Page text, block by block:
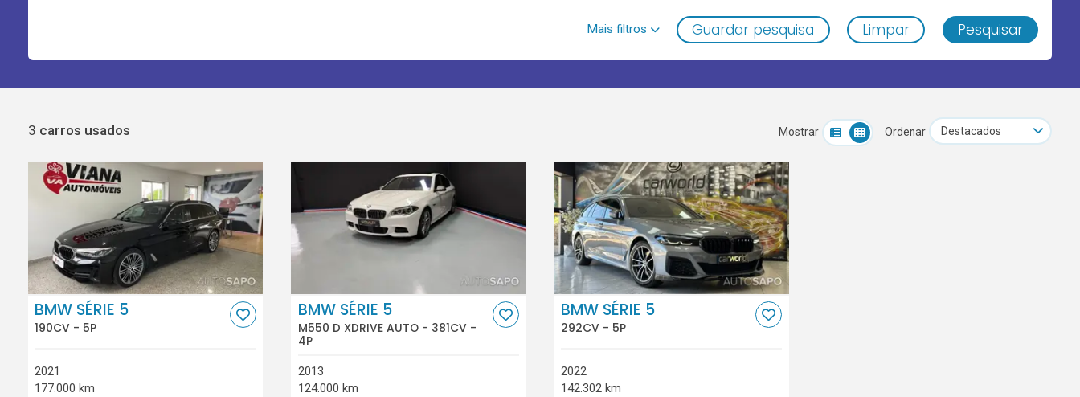
Guardar pesquisa Limpar Pesquisar
3 carros usados Mostrar Ordenar
BMW SÉRIE 5
190CV - 5P
2021
177.000 km
BMW SÉRIE 5
M550 D XDRIVE AUTO - 381CV -
4P
2013
124.000 km
BMW SÉRIE 5
292CV - 5P
2022
142.302 km